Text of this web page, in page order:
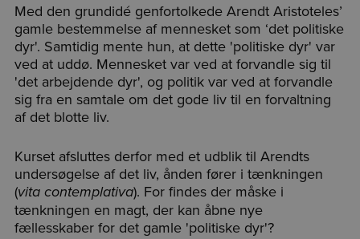
Med den grundidé genfortolkede Arendt Aristoteles’
gamle bestemmelse af mennesket som ‘det politiske
dyr'. Samtidig mente hun, at dette 'politiske dyr' var
ved at uddø. Mennesket var ved at forvandle sig til
'det arbejdende dyr', og politik var ved at forvandle
sig fra en samtale om det gode liv til en forvaltning
af det blotte liv.
Kurset afsluttes derfor med et udblik til Arendts
undersøgelse af det liv, ånden fører i tænkningen
(vita contemplativa). For findes der måske i
tænkningen en magt, der kan åbne nye
fællesskaber for det gamle 'politiske dyr'?